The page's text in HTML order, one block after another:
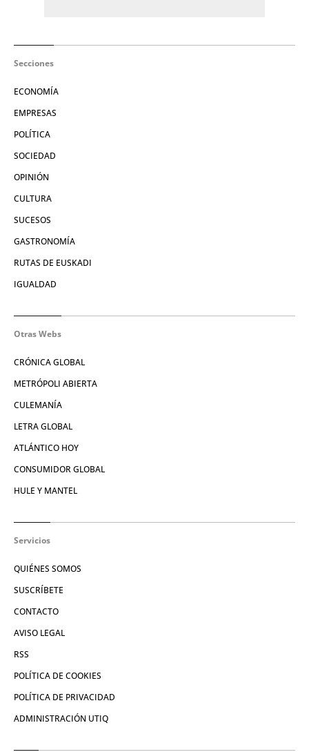
Secciones
ECONOMÍA
EMPRESAS
POLÍTICA
SOCIEDAD
OPINIÓN
CULTURA
SUCESOS
GASTRONOMÍA
RUTAS DE EUSKADI
IGUALDAD
Otras Webs
CRÓNICA GLOBAL
METRÓPOLI ABIERTA
CULEMANÍA
LETRA GLOBAL
ATLÁNTICO HOY
CONSUMIDOR GLOBAL
HULE Y MANTEL
Servicios
QUIÉNES SOMOS
SUSCRÍBETE
CONTACTO
AVISO LEGAL
RSS
POLÍTICA DE COOKIES
POLÍTICA DE PRIVACIDAD
ADMINISTRACIÓN UTIQ